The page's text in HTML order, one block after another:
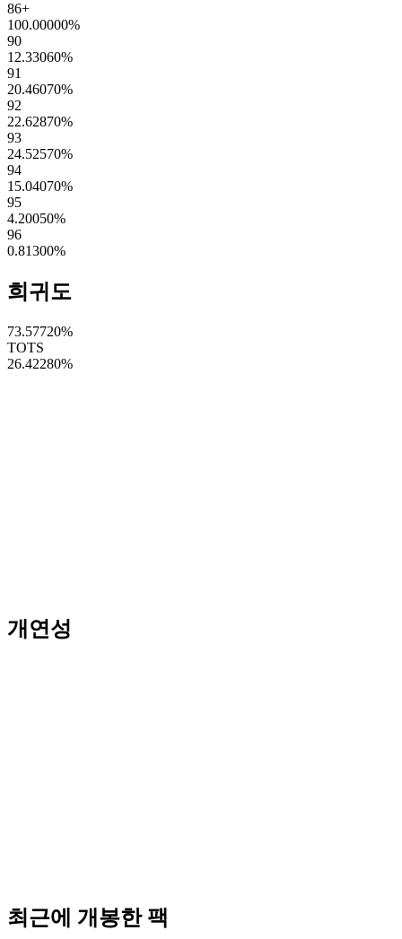
86+
100.00000%
90
12.33060%
91
20.46070%
92
22.62870%
93
24.52570%
94
15.04070%
95
4.20050%
96
0.81300%
희귀도
73.57720%
TOTS
26.42280%
개연성
최근에 개봉한 팩